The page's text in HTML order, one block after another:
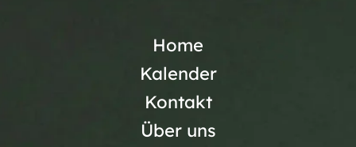
Home
Kalender
Kontakt
Über uns